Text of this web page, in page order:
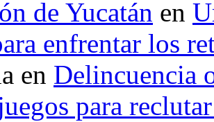
de Yucatán en
enfrentar los
en Delincuencia
para